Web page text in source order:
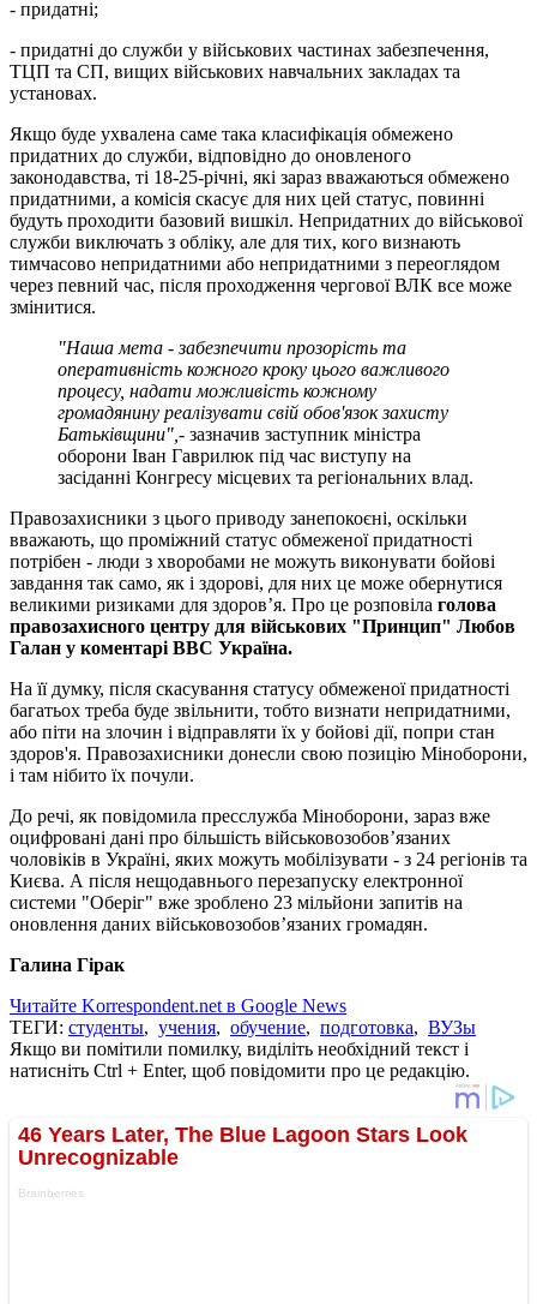
- придатні;
- придатні до служби у військових частинах забезпечення,
ТЦП та СП, вищих військових навчальних закладах та
установах.
Якщо буде ухвалена саме така класифікація обмежено
придатних до служби, відповідно до оновленого
законодавства, ті 18-25-річні, які зараз вважаються обмежено
придатними, а комісія скасує для них цей статус, повинні
будуть проходити базовий вишкіл. Непридатних до військової
служби виключать з обліку, але для тих, кого визнають
тимчасово непридатними або непридатними з переоглядом
через певний час, після проходження чергової ВЛК все може
змінитися.
"Наша мета - забезпечити прозорість та
оперативність кожного кроку цього важливого
процесу, надати можливість кожному
громадянину реалізувати свій обов'язок захисту
Батьківщини", - зазначив заступник міністра
оборони Іван Гаврилюк під час виступу на
засіданні Конгресу місцевих та регіональних влад.
Правозахисники з цього приводу занепокоєні, оскільки
вважають, що проміжний статус обмеженої придатності
потрібен - люди з хворобами не можуть виконувати бойові
завдання так само, як і здорові, для них це може обернутися
великими ризиками для здоров’я. Про це розповіла голова
правозахисного центру для військових "Принцип" Любов
Галан у коментарі ВВС Україна.
На її думку, після скасування статусу обмеженої придатності
багатьох треба буде звільнити, тобто визнати непридатними,
або піти на злочин і відправляти їх у бойові дії, попри стан
здоров'я. Правозахисники донесли свою позицію Міноборони,
і там нібито їх почули.
До речі, як повідомила пресслужба Міноборони, зараз вже
оцифровані дані про більшість військовозобов’язаних
чоловіків в Україні, яких можуть мобілізувати - з 24 регіонів та
Києва. А після нещодавнього перезапуску електронної
системи "Оберіг" вже зроблено 23 мільйони запитів на
оновлення даних військовозобов’язаних громадян.
Галина Гірак
Читайте Korrespondent.net в Google News
ТЕГИ: студенты, учения, обучение, подготовка, ВУЗы
Якщо ви помітили помилку, виділіть необхідний текст і
натисніть Ctrl + Enter, щоб повідомити про це редакцію.